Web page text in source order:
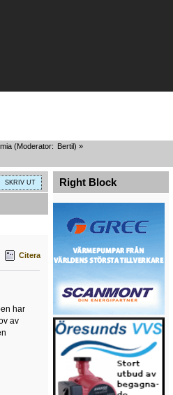
(Moderator: Bertil) »
SKRIV UT
Citera
har
av
Right Block